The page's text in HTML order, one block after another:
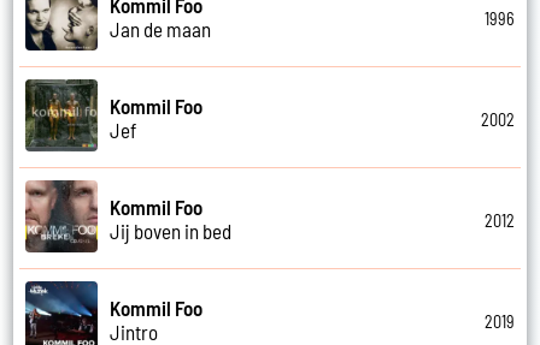
Jan de maan
1996
Kommil Foo
Jef
2002
Kommil Foo
Jij boven in bed
2012
Kommil Foo
Jintro
2019